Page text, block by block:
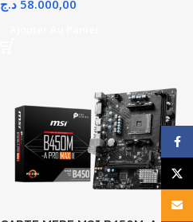
58.000,00 د.ج
E-